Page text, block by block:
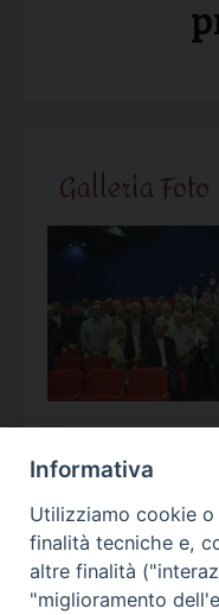
Galleria Foto
Calendario
<<
Informativa
Utilizziamo cookie
finalità tecniche e,
altre finalità
"miglioramento